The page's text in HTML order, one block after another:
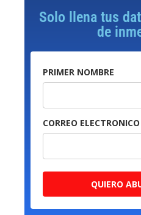
Solo llena tus
de
PRIMER NOMBRE
CORREO ELECTRONICO
QUIERO